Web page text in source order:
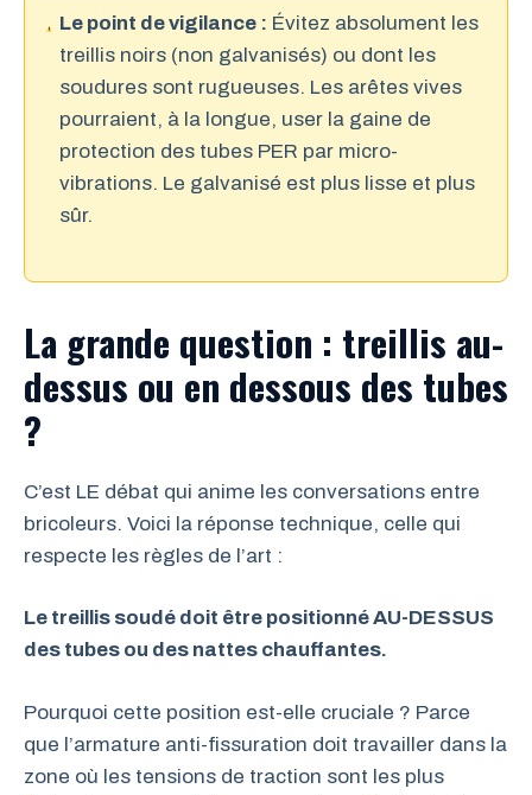
Le point de vigilance : Évitez absolument les
treillis noirs (non galvanisés) ou dont les
soudures sont rugueuses. Les arêtes vives
pourraient, à la longue, user la gaine de
protection des tubes PER par micro-
vibrations. Le galvanisé est plus lisse et plus
sûr.
La grande question : treillis au-
dessus ou en dessous des tubes
?
C’est LE débat qui anime les conversations entre
bricoleurs. Voici la réponse technique, celle qui
respecte les règles de l’art :
Le treillis soudé doit être positionné AU-DESSUS
des tubes ou des nattes chauffantes.
Pourquoi cette position est-elle cruciale ? Parce
que l’armature anti-fissuration doit travailler dans la
zone où les tensions de traction sont les plus